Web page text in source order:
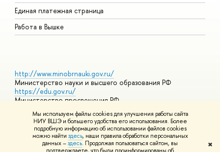
Мы используем файлы cookies для улучшения работы сайта
НИУ ВШЭ и большего удобства его использования. Более
подробную информацию об использовании файлов cookies
можно найти здесь, наши правила обработки персональных
данных –здесь. Продолжая пользоваться сайтом, вы
✖
Единая платежная страница
Работа в Вышке
http://www.minobrnauki.gov.ru/
Министерство науки и высшего образования РФ
https://edu.gov.ru/
Министерство просвещения РФ
https://elearning.hse.ru/mooc
Массовые открытые онлайн-курсы
© НИУ ВШЭ 1993–2026 Адреса и контактыУсловия